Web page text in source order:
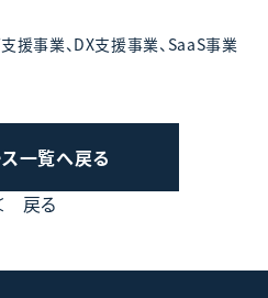
援事業、DX支援事業、SaaS事業
一覧へ戻る
戻る